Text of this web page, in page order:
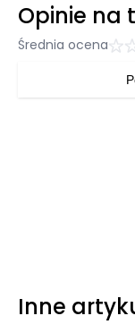
Opinie na
Średnia ocena
Inne